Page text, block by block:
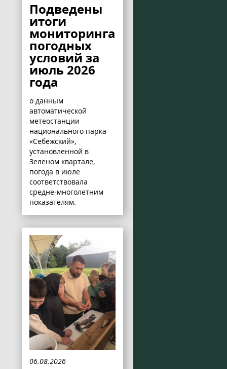
Подведены
итоги
мониторинга
погодных
условий за
июль 2026
года
о данным
автоматической
метеостанции
национального парка
«Себежский»,
установленной в
Зеленом квартале,
погода в июле
соответствовала
средне-многолетним
показателям.
06.08.2026